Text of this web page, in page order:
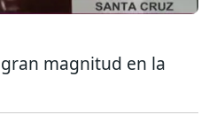
magnitud en la